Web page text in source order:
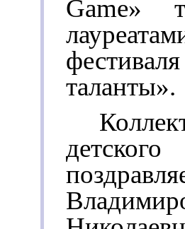
Game»
таланты».